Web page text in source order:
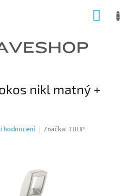
nikl matný +
hodnocení Značka: TULIP